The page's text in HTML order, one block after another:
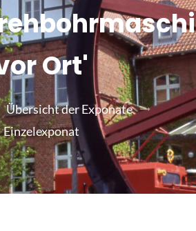
Ort'
Übersicht der Exponate
Einzelexponat